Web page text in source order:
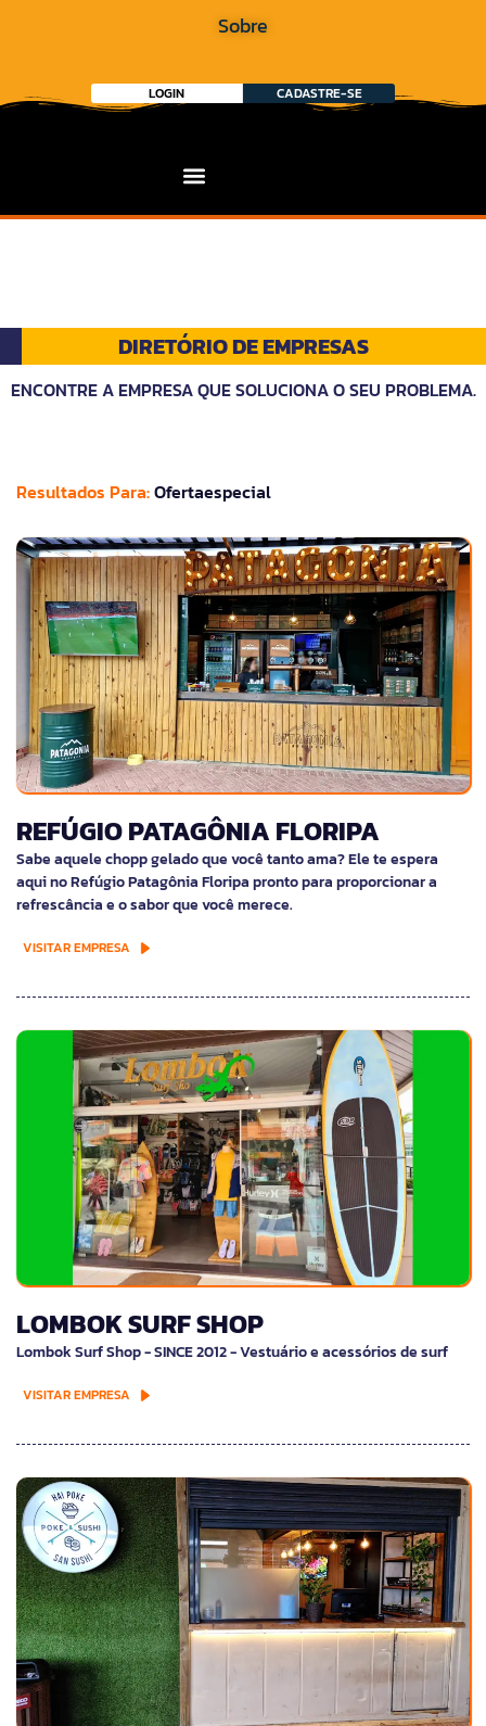
Sobre
LOGIN CADASTRE-SE
DIRETÓRIO DE EMPRESAS
ENCONTRE A EMPRESA QUE SOLUCIONA O SEU PROBLEMA.
Resultados Para:Ofertaespecial
REFÚGIO PATAGÔNIA FLORIPA
Sabe aquele chopp gelado que você tanto ama? Ele te espera
aqui no Refúgio Patagônia Floripa pronto para proporcionar a
refrescância e o sabor que você merece.
VISITAR EMPRESA
LOMBOK SURF SHOP
Lombok Surf Shop - SINCE 2012 - Vestuário e acessórios de surf
VISITAR EMPRESA